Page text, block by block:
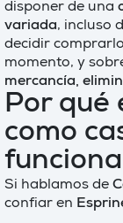
disponer de una
variada, incluso
decidir
momento, y
mercancía,
Por qué
como
Si hablamos de
confiar en